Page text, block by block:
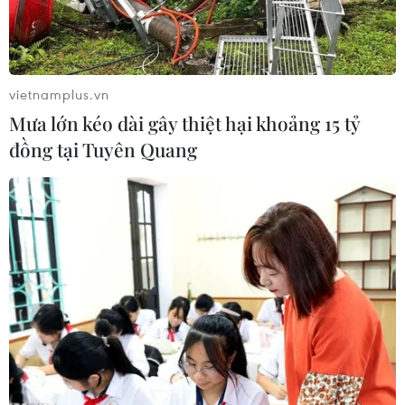
Ngày 25/7, bà Droupadi Murmu đã tuyên thệ nhậm chức Tổng
thống Ấn Độ.(Nguồn: IndiaExpress)
Ngày 25/7, bà Droupadi Murmu đã tuyên thệ
nhậm chức Tổng thống Ấn Độ, trở thành Tổng
thống đầu tiên của nước này có xuất thân từ
cộng đồng bộ lạc.
vietnamplus.vn
Mưa lớn kéo dài gây thiệt hại khoảng 15 tỷ
đồng tại Tuyên Quang